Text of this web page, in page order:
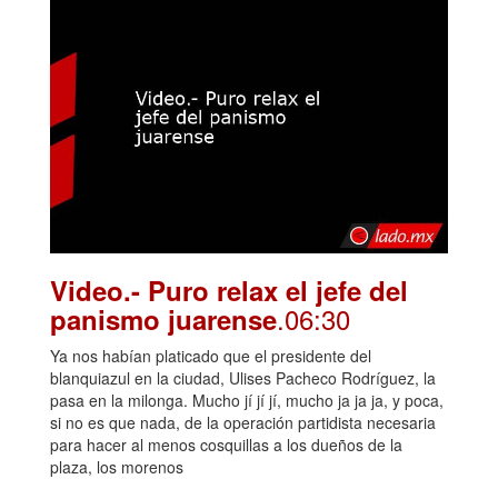
Video.- Puro relax el jefe del
panismo juarense.06:30
Ya nos habían platicado que el presidente del
blanquiazul en la ciudad, Ulises Pacheco Rodríguez, la
pasa en la milonga. Mucho jí jí jí, mucho ja ja ja, y poca,
si no es que nada, de la operación partidista necesaria
para hacer al menos cosquillas a los dueños de la
plaza, los morenos